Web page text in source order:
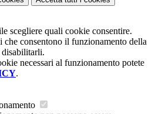
scegliere quali cookie consentire.
che consentono il funzionamento della
disabilitarli.
necessari al funzionamento potete
.